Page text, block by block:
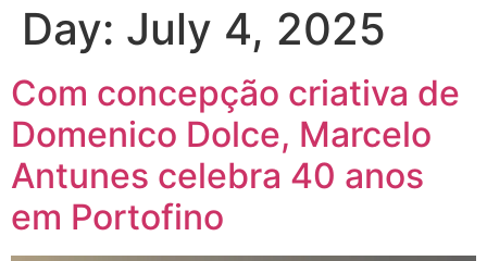
Day: July 4, 2025
Com concepção criativa de
Domenico Dolce, Marcelo
Antunes celebra 40 anos
em Portofino